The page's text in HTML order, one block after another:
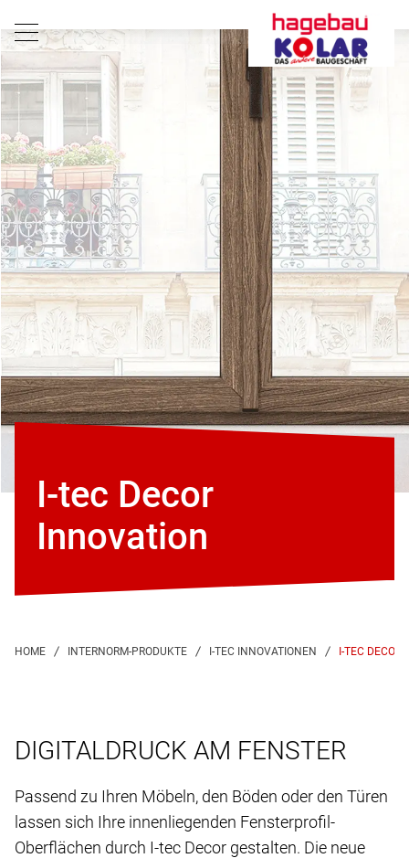
I-tec Decor
Innovation
I-TEC DECOR
DIGITALDRUCK AM FENSTER
Passend zu Ihren Möbeln, den Böden oder den Türen
lassen sich Ihre innenliegenden Fensterprofil-
Oberflächen durch I-tec Decor gestalten. Die neue